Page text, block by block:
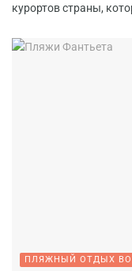
курортов страны,
ПЛЯЖНЫЙ ОТДЫХ